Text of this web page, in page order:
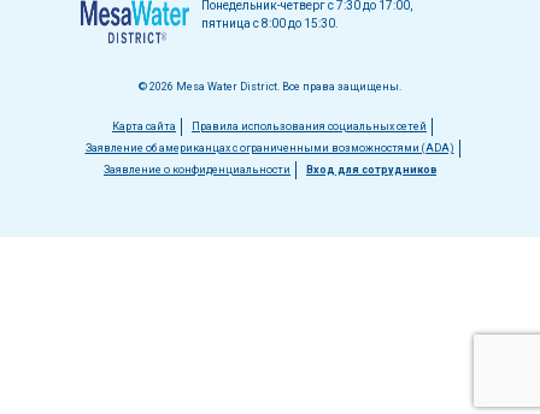
Понедельник-четверг с 7:30 до 17:00,
пятница с 8:00 до 15:30.
© 2026 Mesa Water District. Все права защищены.
Меню
нижнем
Карта сайта
Правила использования социальных сетей
Заявление об американцах с ограниченными возможностями (ADA)
Заявление о конфиденциальности
Вход для сотрудников